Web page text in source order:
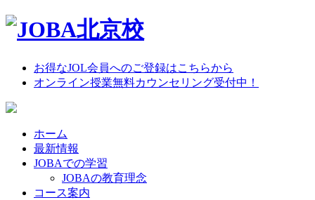
お得なJOL会員へのご登録はこちらから
オンライン授業無料カウンセリング受付中！
ホーム
最新情報
JOBAでの学習
JOBAの教育理念
コース案内